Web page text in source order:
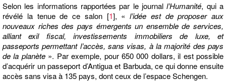
Selon les informations rapportées par le journall’Humanité, qui a
révélé la tenue de ce salon[1], « l’idée est de proposer aux
nouveaux riches des pays émergents un ensemble de services,
alliant exil fiscal, investissements immobiliers de luxe, et
passeports permettant l’accès, sans visas, à la majorité des pays
de la planète». Par exemple, pour 650 000 dollars, il est possible
d’acquérir un passeport d’Antigua et Barbuda, ce qui donne ensuite
accès sans visa à 135 pays, dont ceux de l’espace Schengen.